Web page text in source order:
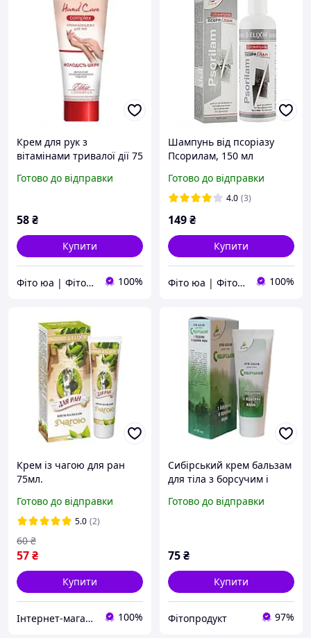
Крем для рук з
вітамінами тривалої дії 75
Готово до відправки
58₴
Купити
Фіто юа | Фітоаптека 100%
Шампунь від псоріазу
Псорилам, 150 мл
Готово до відправки
4.0 (3)
149₴
Купити
Фіто юа | Фітоаптека 100%
Крем із чагою для ран
75мл.
Готово до відправки
5.0 (2)
57₴
60 ₴
Купити
Інтернет-магазин "Домашня Аптечка" 100%
Сибірський крем бальзам
для тіла з борсучим і
Еліксир
Готово до відправки
75₴
Купити
Фітопродукт 97%